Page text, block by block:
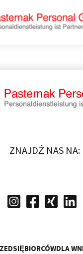
ZNAJDŹ NAS NA:
DLA